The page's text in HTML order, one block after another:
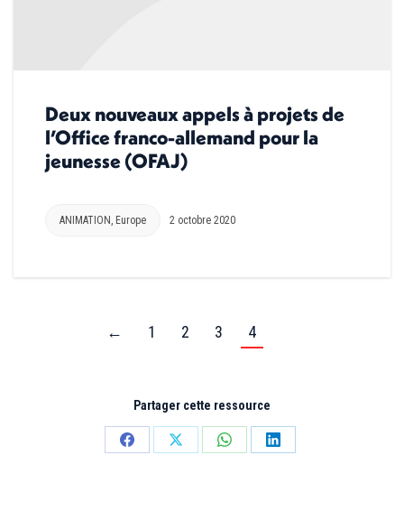
Deux nouveaux appels à projets de
l’Office franco-allemand pour la
jeunesse (OFAJ)
ANIMATION , Europe 2 octobre 2020
← 1 2 3 4
Partager cette ressource
PartagerPartagerPartagerPartager